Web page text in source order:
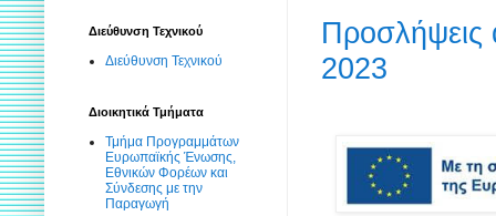
Προσλήψεις
2023
Διεύθυνση Τεχνικού
Διεύθυνση Τεχνικού
Διοικητικά Τμήματα
Τμήμα Προγραμμάτων
Ευρωπαϊκής Ένωσης,
Εθνικών Φορέων και
Σύνδεσης με την
Παραγωγή